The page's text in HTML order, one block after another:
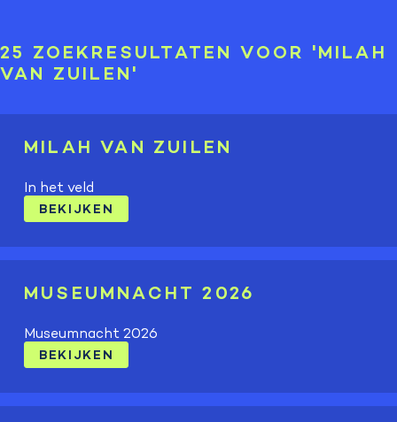
25 ZOEKRESULTATEN VOOR 'MILAH
VAN ZUILEN'
MILAH VAN ZUILEN
In het veld
BEKIJKEN
MUSEUMNACHT 2026
Museumnacht 2026
BEKIJKEN